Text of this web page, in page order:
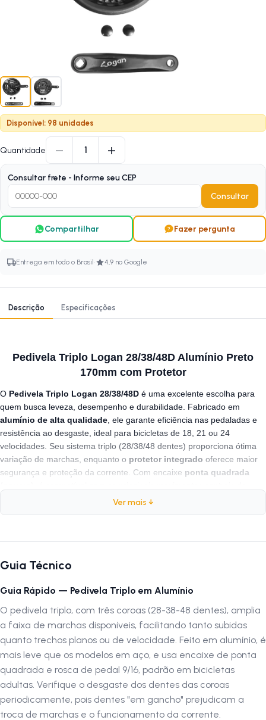
Disponível: 98 unidades
Quantidade − 1 +
Consultar frete - Informe seu CEP
Consultar
Compartilhar Fazer pergunta
Entrega em todo o Brasil · 4,9 no Google
Descrição Especificações
Pedivela Triplo Logan 28/38/48D Alumínio Preto
170mm com Protetor
O Pedivela Triplo Logan 28/38/48D é uma excelente escolha para
quem busca leveza, desempenho e durabilidade. Fabricado em
alumínio de alta qualidade , ele garante eficiência nas pedaladas e
resistência ao desgaste, ideal para bicicletas de 18, 21 ou 24
velocidades. Seu sistema triplo (28/38/48 dentes) proporciona ótima
variação de marchas, enquanto o protetor integrado oferece maior
segurança e proteção da corrente. Com encaixe ponta quadrada
Marca:
Logan
Peso:980 gramas
Composição:
Alumínio
Tamanho do Braço:
Quantidade de Coroas: 3 (Triplo)
Quantidade de Dentes:28/38/48
Medida do Eixo do Pedal:9/16 Polegada
Tipo do Eixo:
Ponta Quadrada (Square)
Acabamento:
Com Protetor:
Siga-nos no Instagram: @lojanapista
Ver mais ↓
Guia Técnico
Guia Rápido — Pedivela Triplo em Alumínio
O pedivela triplo, com três coroas (28-38-48 dentes), amplia
a faixa de marchas disponíveis, facilitando tanto subidas
quanto trechos planos ou de velocidade. Feito em alumínio, é
mais leve que os modelos em aço, e usa encaixe de ponta
quadrada e rosca de pedal 9/16, padrão em bicicletas
adultas. Verifique o desgaste dos dentes das coroas
periodicamente, pois dentes "em gancho" prejudicam a
troca de marchas e o funcionamento da corrente.